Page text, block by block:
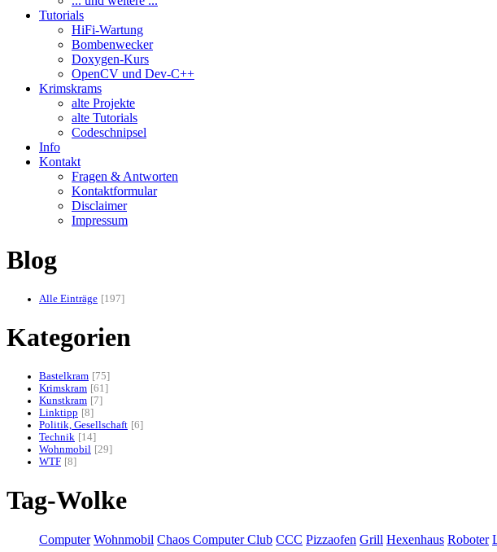
Tutorials
HiFi-Wartung
Bombenwecker
Doxygen-Kurs
OpenCV und Dev-C++
Krimskrams
alte Projekte
alte Tutorials
Codeschnipsel
Info
Kontakt
Fragen & Antworten
Kontaktformular
Disclaimer
Impressum
Blog
Alle Einträge 197
Kategorien
Bastelkram
75
Krimskram 61
Kunstkram
7
Linktipp
8
Politik, Gesellschaft 6
Technik
14
Wohnmobil
29
WTF 8
Tag-Wolke
Computer Wohnmobil Chaos Computer Club CCC Pizzaofen Grill Hexenhaus Roboter